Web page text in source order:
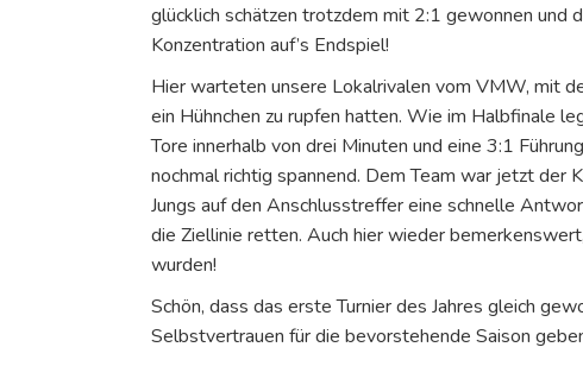
glücklich schätzen trotzdem mit 2:1 gewonnen und
Konzentration auf’s Endspiel!
Hier warteten unsere Lokalrivalen vom VMW, mit
ein Hühnchen zu rupfen hatten. Wie im Halbfinale
Tore innerhalb von drei Minuten und eine 3:1
nochmal richtig spannend. Dem Team war jetzt der
Jungs auf den Anschlusstreffer eine schnelle
die Ziellinie retten. Auch hier wieder
wurden!
Schön, dass das erste Turnier des Jahres gleich
Selbstvertrauen für die bevorstehende Saison